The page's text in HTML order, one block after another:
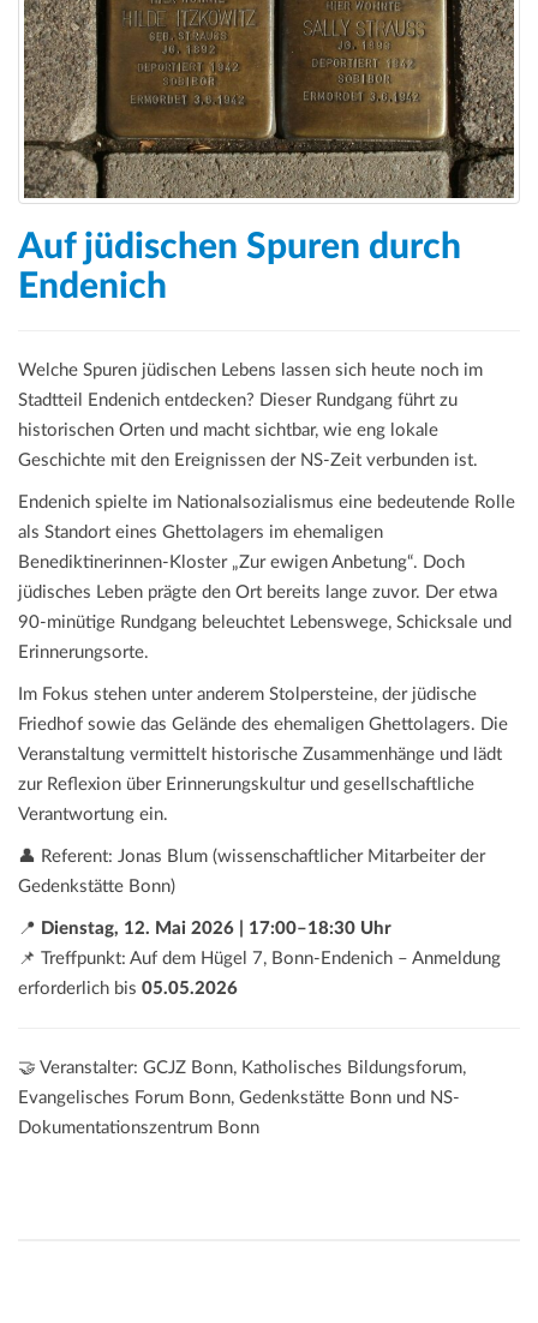
a
t
i
o
n
Auf jüdischen Spuren durch
Endenich
Welche Spuren jüdischen Lebens lassen sich heute noch im
Stadtteil Endenich entdecken? Dieser Rundgang führt zu
historischen Orten und macht sichtbar, wie eng lokale
Geschichte mit den Ereignissen der NS-Zeit verbunden ist.
Endenich spielte im Nationalsozialismus eine bedeutende Rolle
als Standort eines Ghettolagers im ehemaligen
Benediktinerinnen-Kloster „Zur ewigen Anbetung“. Doch
jüdisches Leben prägte den Ort bereits lange zuvor. Der etwa
90-minütige Rundgang beleuchtet Lebenswege, Schicksale und
Erinnerungsorte.
Im Fokus stehen unter anderem Stolpersteine, der jüdische
Friedhof sowie das Gelände des ehemaligen Ghettolagers. Die
Veranstaltung vermittelt historische Zusammenhänge und lädt
zur Reflexion über Erinnerungskultur und gesellschaftliche
Verantwortung ein.
👤 Referent: Jonas Blum (wissenschaftlicher Mitarbeiter der
Gedenkstätte Bonn)
📍 Dienstag, 12. Mai 2026 | 17:00–18:30 Uhr
📌 Treffpunkt: Auf dem Hügel 7, Bonn-Endenich – Anmeldung
erforderlich bis 05.05.2026
🤝 Veranstalter: GCJZ Bonn, Katholisches Bildungsforum,
Evangelisches Forum Bonn, Gedenkstätte Bonn und NS-
Dokumentationszentrum Bonn